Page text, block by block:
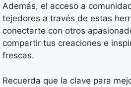
Además, el acceso a
tejedores a través de estas
conectarte con otros
compartir tus creaciones e
frescas.
Recuerda que la clave para